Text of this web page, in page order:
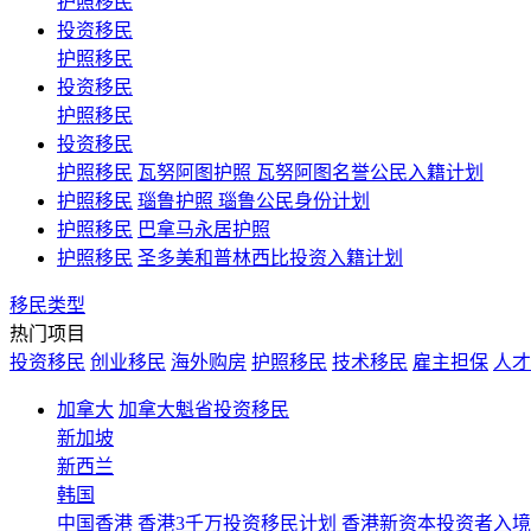
投资移民
护照移民
投资移民
护照移民
投资移民
护照移民 瓦努阿图护照 瓦努阿图名誉公民入籍计划
护照移民 瑙鲁护照 瑙鲁公民身份计划
护照移民 巴拿马永居护照
护照移民 圣多美和普林西比投资入籍计划
移民类型
热门项目
投资移民 创业移民 海外购房 护照移民 技术移民 雇主担保 人
加拿大 加拿大魁省投资移民
新加坡
新西兰
韩国
中国香港 香港3千万投资移民计划 香港新资本投资者入境